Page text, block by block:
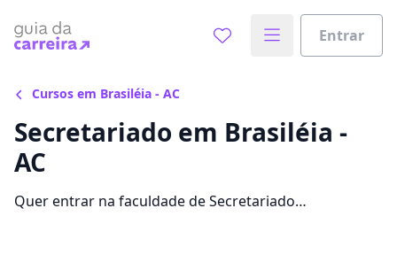
Entrar
Cursos em Brasiléia - AC
Secretariado em Brasiléia -
AC
Quer entrar na faculdade de Secretariado